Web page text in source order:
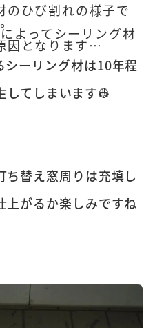
のひび割れの様子で
よってシーリング材
因となります…
ーリング材は10年程
してしまいます👷
替え窓周りは充填し
上がるか楽しみですね